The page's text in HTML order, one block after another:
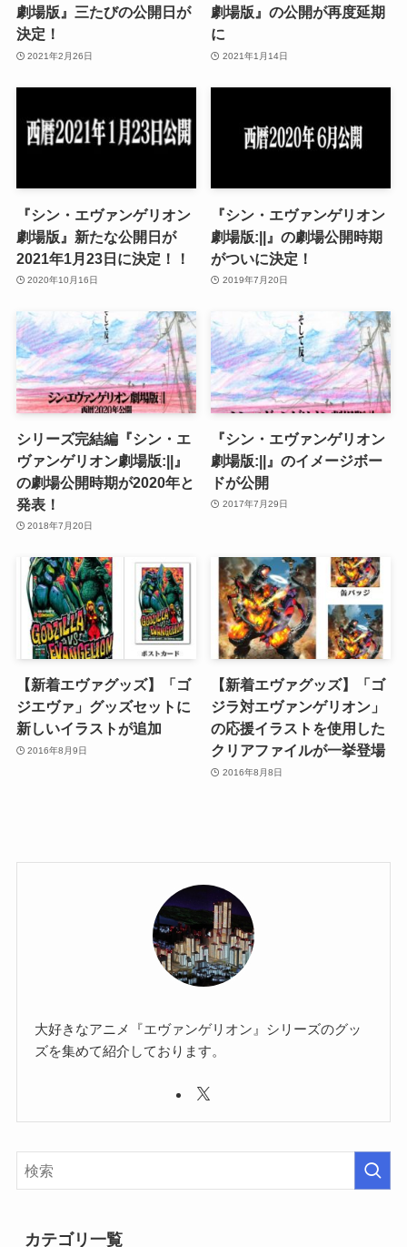
劇場版』三たびの公開日が
決定！
2021年2月26日
劇場版』の公開が再度延期
に
2021年1月14日
『シン・エヴァンゲリオン
劇場版』新たな公開日が
2021年1月23日に決定！！
2020年10月16日
『シン・エヴァンゲリオン
劇場版:||』の劇場公開時期
がついに決定！
2019年7月20日
シリーズ完結編『シン・エ
ヴァンゲリオン劇場版:||』
の劇場公開時期が2020年と
発表！
2018年7月20日
『シン・エヴァンゲリオン
劇場版:||』のイメージボー
ドが公開
2017年7月29日
【新着エヴァグッズ】「ゴ
ジエヴァ」グッズセットに
新しいイラストが追加
2016年8月9日
【新着エヴァグッズ】「ゴ
ジラ対エヴァンゲリオン」
の応援イラストを使用した
クリアファイルが一挙登場
2016年8月8日
大好きなアニメ『エヴァンゲリオン』シリーズのグッ
ズを集めて紹介しております。
カテゴリ一覧